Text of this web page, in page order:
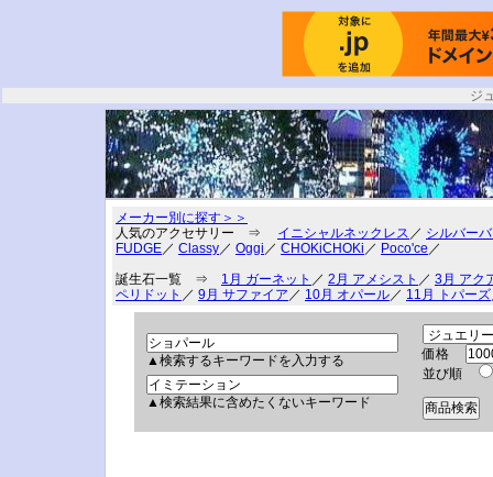
ジ
メーカー別に探す＞＞
人気のアクセサリー ⇒ イニシャルネックレス ／ シルバー
FUDGE／ Classy／ Oggi ／ CHOKiCHOKi ／ Poco'ce ／
誕生石一覧 ⇒ 1月 ガーネット ／ 2月 アメシスト ／ 3月 アク
ペリドット ／ 9月 サファイア ／ 10月 オパール／ 11月 トパーズ
▲検索するキーワードを入力する
▲検索結果に含めたくないキーワード
価格
並び順